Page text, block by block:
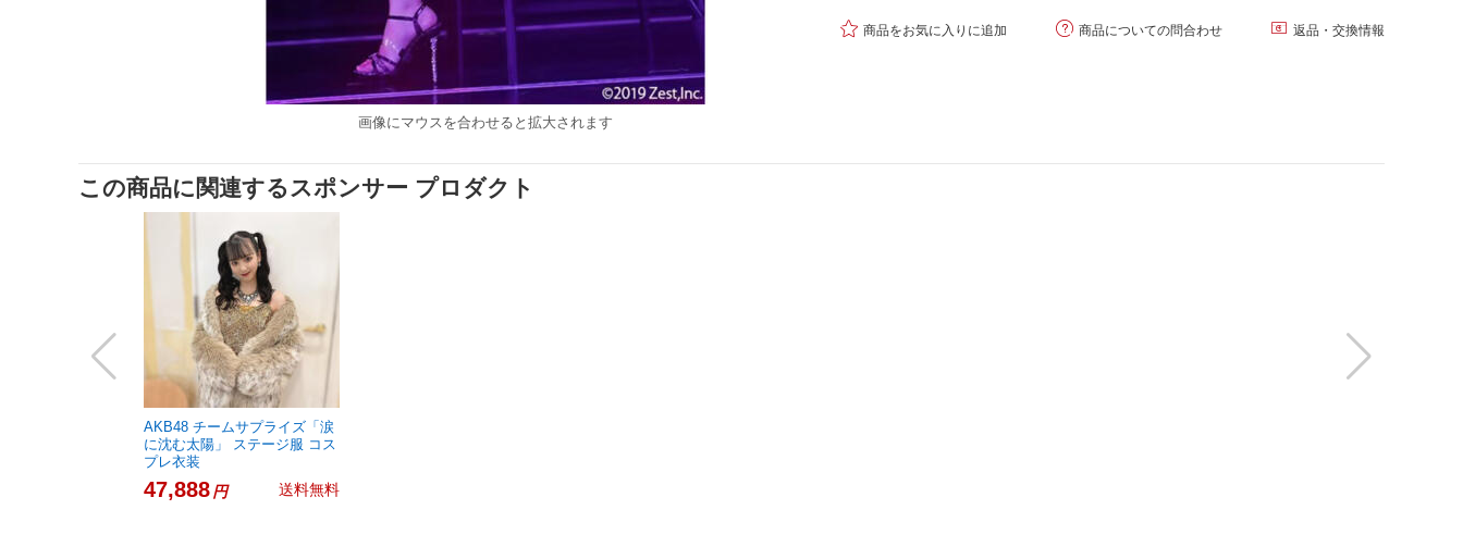
画像にマウスを合わせると拡大されます
 商品をお気に入りに追加  商品についての問合わせ  返品・交換情報
この商品に関連するスポンサー プロダクト
AKB48 チームサプライズ「涙
に沈む太陽」 ステージ服 コス
プレ衣装
47,888円 送料無料